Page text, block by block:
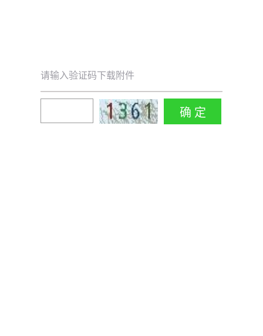
请输入验证码下载附件